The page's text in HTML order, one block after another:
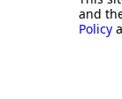
and
Policy